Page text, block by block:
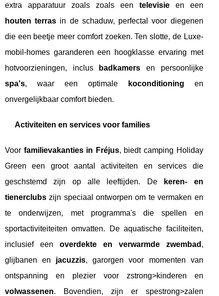
extra apparatuur zoals zoals een televisieen een
houten terras in de schaduw, perfectal voor diegenen
die een beetje meer comfort zoeken. Ten slotte, de Luxe-
mobil-homes garanderen een hoogklasse ervaring met
hotvoorzieningen, inclus
badkamers en persoonlijke
spa's, waar een optimale koconditioning en
onvergelijkbaar comfort bieden.
Activiteiten en services voor families
Voor familievakanties in Fréjus, biedt camping Holiday
Green een groot aantal activiteiten en services die
geschstemd zijn op alle leeftijden. De
keren- en
tienerclubs zijn speciaal ontworpen om te vermaken en
te onderwijzen, met programma's die spellen en
sportactiviteiteiten omvatten. De aquatische faciliteiten,
inclusief een overdekte en verwarmde zwembad ,
glijbanen en jacuzzis, garorgen voor momenten van
ontspanning en plezier voor zstrong>kinderen en
volwassenen. Bovendien, zijn er spestrong>zalen